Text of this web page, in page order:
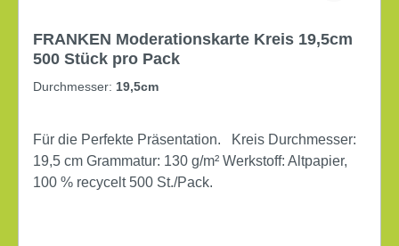
FRANKEN Moderationskarte Kreis 19,5cm
500 Stück pro Pack
Durchmesser: 19,5cm
Für die Perfekte Präsentation. Kreis Durchmesser:
19,5 cm Grammatur: 130 g/m² Werkstoff: Altpapier,
100 % recycelt 500 St./Pack.